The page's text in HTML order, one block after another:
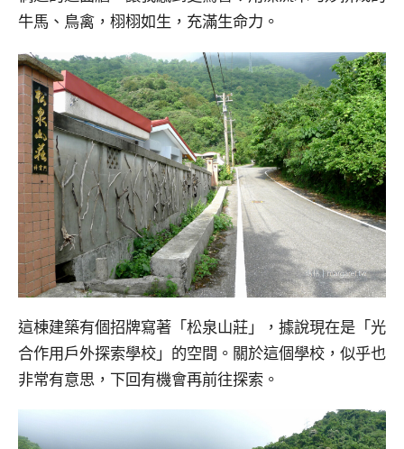
牛馬、鳥禽，栩栩如生，充滿生命力。
這棟建築有個招牌寫著「松泉山莊」，據說現在是「光
合作用戶外探索學校」的空間。關於這個學校，似乎也
非常有意思，下回有機會再前往探索。